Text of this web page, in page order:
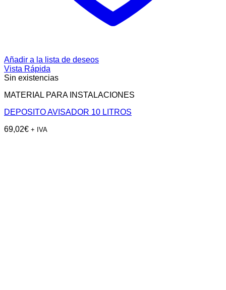
Añadir a la lista de deseos
Vista Rápida
Sin existencias
MATERIAL PARA INSTALACIONES
DEPOSITO AVISADOR 10 LITROS
69,02€ + IVA